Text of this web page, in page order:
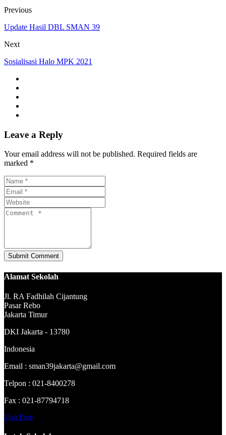
Previous
Update Hasil DBL SMAN 39
Next
Sosialisasi Halo MPK 2021
Leave a Reply
Your email address will not be published. Required fields are
marked *
Alamat Sekolah
Jl. RA Fadhilah Cijantung
Pasar Rebo
Jakarta Timur
DKI Jakarta - 13780
Indonesia
Email : sman39jakarta@gmail.com
Telpon : 021-8400278
Fax : 021-87794718
Visit Page